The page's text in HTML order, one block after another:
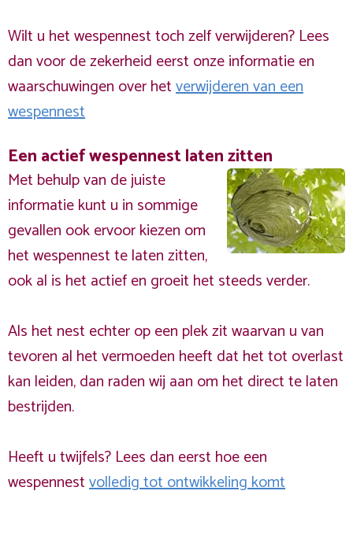
Wilt u het wespennest toch zelf verwijderen? Lees
dan voor de zekerheid eerst onze informatie en
waarschuwingen over hetverwijderen van een
wespennest
Een actief wespennest laten zitten
Met behulp van de juiste
informatie kunt u in sommige
gevallen ook ervoor kiezen om
het wespennest te laten zitten,
ook al is het actief en groeit het steeds verder.
Als het nest echter op een plek zit waarvan u van
tevoren al het vermoeden heeft dat het tot overlast
kan leiden, dan raden wij aan om het direct te laten
bestrijden.
Heeft u twijfels? Lees dan eerst hoe een
wespennestvolledig tot ontwikkeling komt